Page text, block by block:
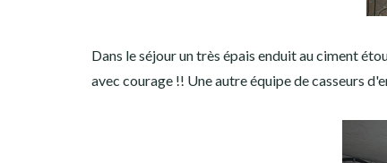
Dans le séjour un très épais enduit au ciment
avec courage !! Une autre équipe de casseurs